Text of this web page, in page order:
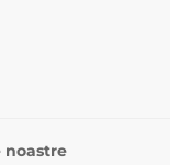
Câine de
o notificare
noastre